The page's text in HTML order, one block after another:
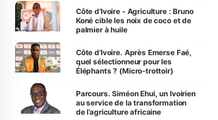
Côte d’Ivoire - Agriculture : Bruno
Koné cible les noix de coco et de
palmier à huile
Côte d’Ivoire. Après Emerse Faé,
quel sélectionneur pour les
Éléphants ? (Micro-trottoir)
Parcours. Siméon Ehui, un Ivoirien
au service de la transformation
de l’agriculture africaine